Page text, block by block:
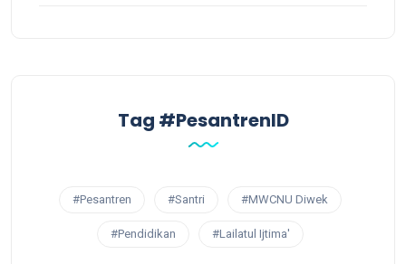
Tag #PesantrenID
#Pesantren #Santri #MWCNU Diwek
#Pendidikan #Lailatul Ijtima'